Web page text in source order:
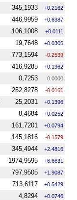
345,1933 +0.2162
446,9959 +0.6387
106,1008 +0.0111
19,7648 +0.0305
773,1594 -0.2539
416,9285 +0.1962
0,7253 0.0000
252,8278 -0.0161
25,2031 +0.1396
8,4684 +0.0252
161,7201 +0.0794
145,1816 -0.1579
345,4944 +2.4816
1974,9595 +6.6631
797,9505 +1.9087
713,6117 +0.5429
4,8294 +0.0746